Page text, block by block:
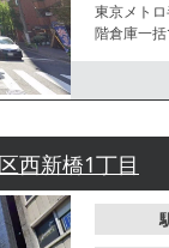
東京メト
階倉庫一
西新橋1丁目